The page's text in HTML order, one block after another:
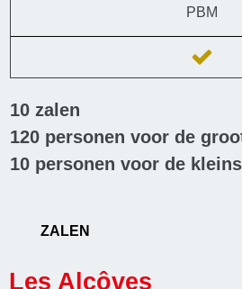
PBM
10 zalen
120 personen voor de
10 personen voor de
ZALEN
Les Alcôves